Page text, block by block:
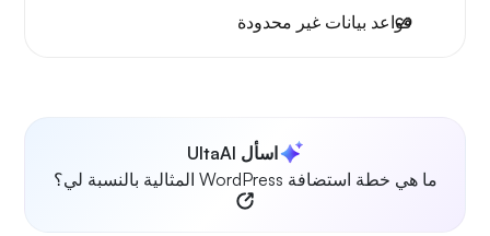
قواعد بيانات غير محدودة
اسأل UltaAI
ما هي خطة استضافة WordPress المثالية بالنسبة لي؟